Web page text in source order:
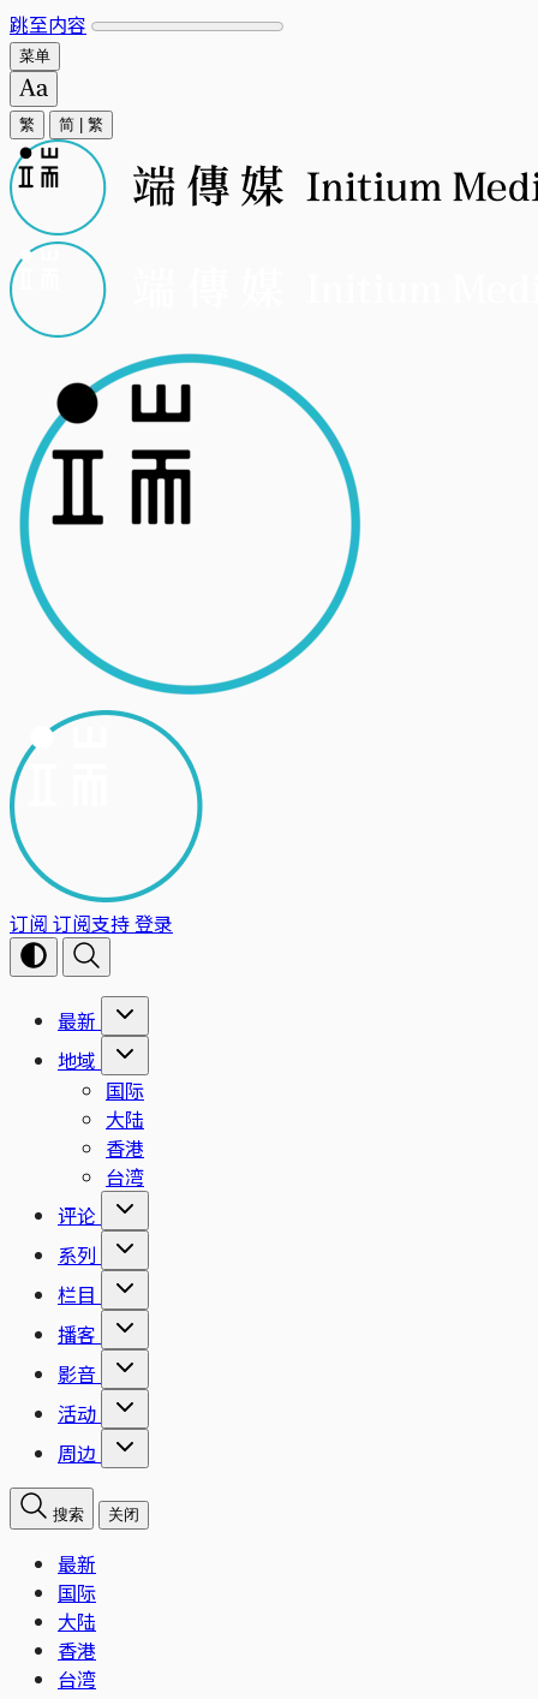
跳至内容
菜单
繁 简 繁
订阅 订阅支持登录
最新
地域
国际
大陆
香港
台湾
评论
系列
栏目
播客
影音
活动
周边
搜索 关闭
最新
国际
大陆
香港
台湾